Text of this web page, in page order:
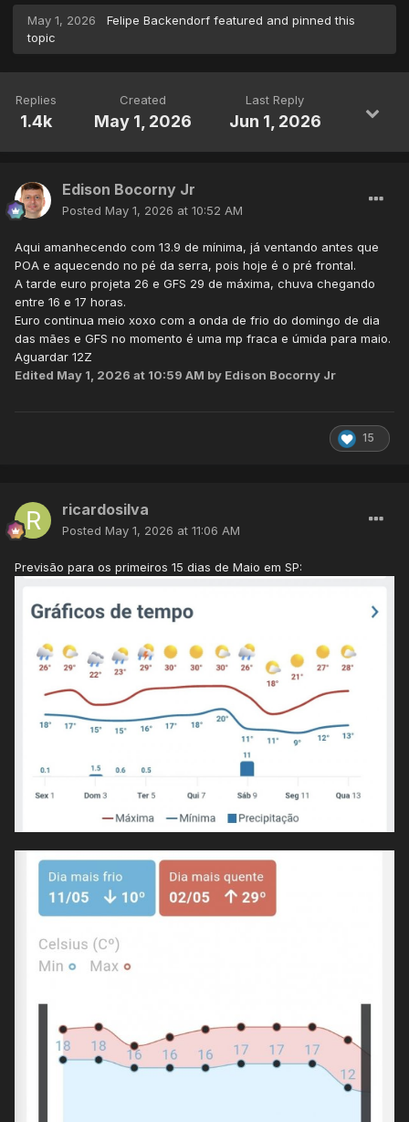
May 1, 2026 Felipe Backendorf featured and pinned this
topic
Replies
1.4k
Created
May 1, 2026
Last Reply
Jun 1, 2026
Edison Bocorny Jr
Posted May 1, 2026 at 10:52 AM
Aqui amanhecendo com 13.9 de mínima, já ventando antes que
POA e aquecendo no pé da serra, pois hoje é o pré frontal.
A tarde euro projeta 26 e GFS 29 de máxima, chuva chegando
entre 16 e 17 horas.
Euro continua meio xoxo com a onda de frio do domingo de dia
das mães e GFS no momento é uma mp fraca e úmida para maio.
Aguardar 12Z
Edited May 1, 2026 at 10:59 AM by Edison Bocorny Jr
15
ricardosilva
Posted May 1, 2026 at 11:06 AM
Previsão para os primeiros 15 dias de Maio em SP: